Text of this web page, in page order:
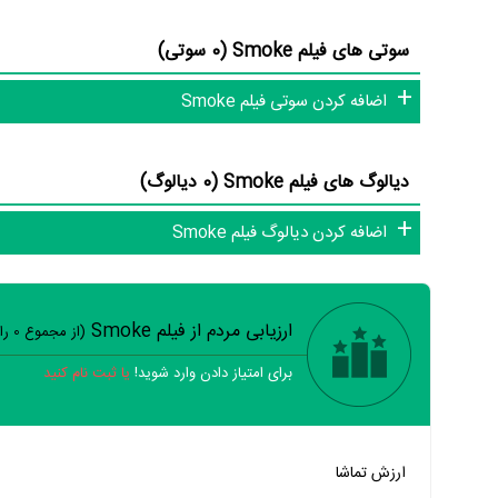
سوتی های فیلم Smoke (0 سوتی)
اضافه کردن سوتی فیلم Smoke
دیالوگ های فیلم Smoke (0 دیالوگ)
اضافه کردن دیالوگ فیلم Smoke
خیر
ارزیابی مردم از فیلم Smoke (از مجموع 0
برای امتیاز دادن وارد شوید! یا ثبت نام کنید
ارزش تماشا